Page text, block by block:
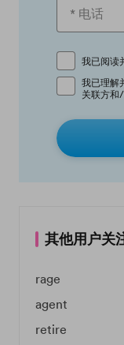
我已阅读
我已理解
关联方和
其他用户关
rage
agent
retire